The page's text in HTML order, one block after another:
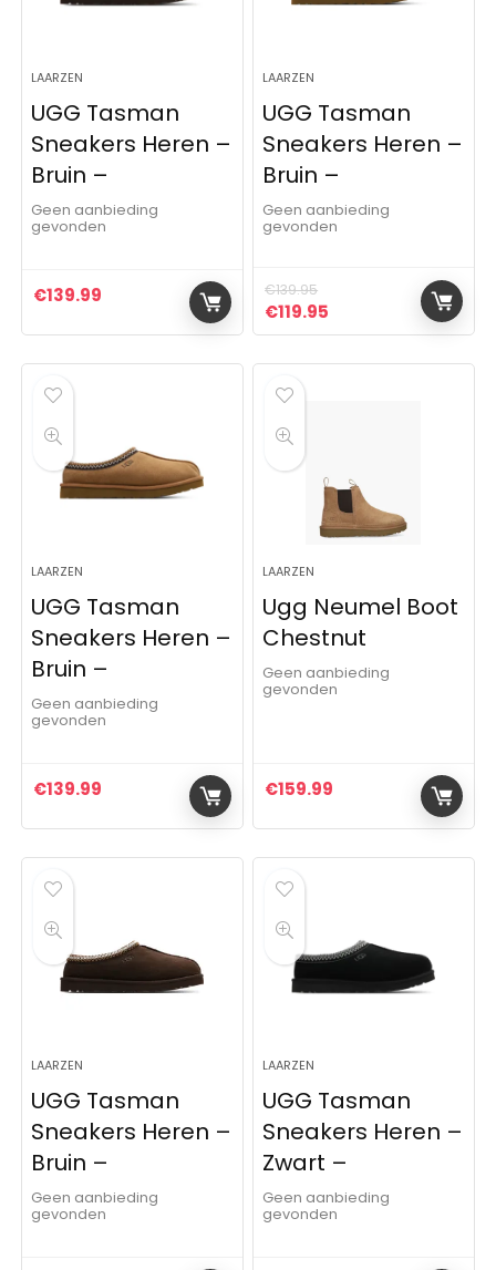
LAARZEN
UGG Tasman
Sneakers Heren –
Bruin –
Geen aanbieding
gevonden
€139.99
LAARZEN
UGG Tasman
Sneakers Heren –
Bruin –
Geen aanbieding
gevonden
€139.95
Oorspronkelijke prijs was:
€119.95 Huidige prijs is:
LAARZEN
UGG Tasman
Sneakers Heren –
Bruin –
Geen aanbieding
gevonden
€139.99
LAARZEN
Ugg Neumel Boot
Chestnut
Geen aanbieding
gevonden
€159.99
LAARZEN
UGG Tasman
Sneakers Heren –
Bruin –
Geen aanbieding
gevonden
LAARZEN
UGG Tasman
Sneakers Heren –
Zwart –
Geen aanbieding
gevonden